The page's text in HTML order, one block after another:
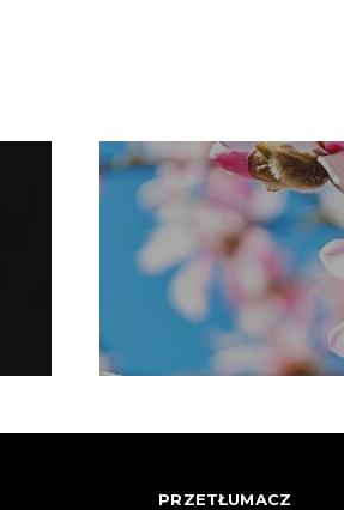
PRZETŁUMACZ